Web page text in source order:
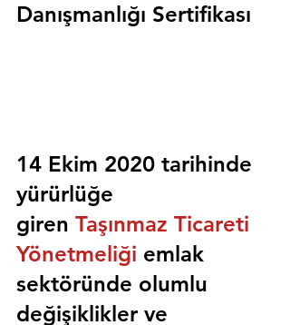
Danışmanlığı Sertifikası
14 Ekim 2020 tarihinde
yürürlüğe
giren Taşınmaz Ticareti
Yönetmeliği emlak
sektöründe olumlu
değişiklikler ve